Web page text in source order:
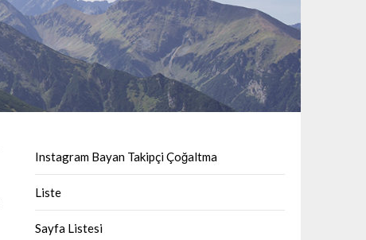
Instagram Bayan Takipçi Çoğaltma
Liste
Sayfa Listesi